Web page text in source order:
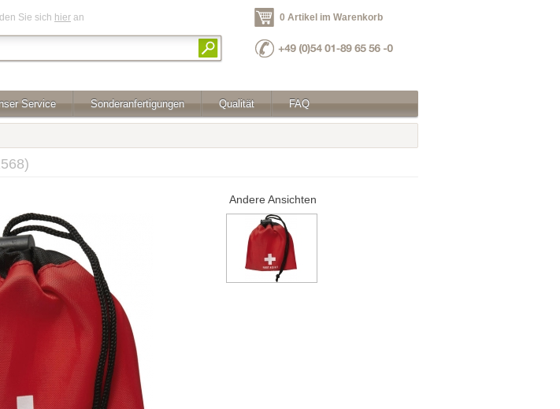
Sie sich hier an 0 Artikel im Warenkorb
Service Sonderanfertigungen Qualität FAQ
Andere Ansichten